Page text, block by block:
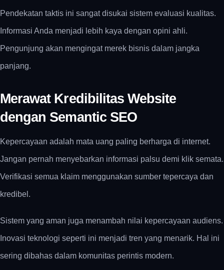
Pendekatan taktis ini sangat disukai sistem evaluasi kualitas.
Informasi Anda menjadi lebih kaya dengan opini ahli.
Pengunjung akan mengingat merek bisnis dalam jangka
panjang.
Merawat Kredibilitas Website
dengan Semantic SEO
Kepercayaan adalah mata uang paling berharga di internet.
Jangan pernah menyebarkan informasi palsu demi klik semata.
Verifikasi semua klaim menggunakan sumber tepercaya dan
kredibel.
Sistem yang aman juga menambah nilai kepercayaan audiens.
Inovasi teknologi seperti ini menjadi tren yang menarik. Hal ini
sering dibahas dalam komunitas perintis modern.